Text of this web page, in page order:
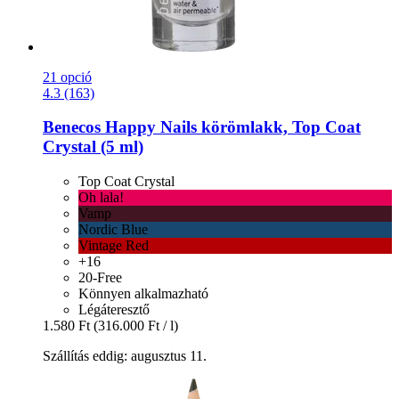
21 opció
4.3 (163)
Benecos Happy Nails körömlakk, Top Coat
Crystal (5 ml)
Top Coat Crystal
Oh lala!
Vamp
Nordic Blue
Vintage Red
+16
20-Free
Könnyen alkalmazható
Légáteresztő
1.580 Ft (316.000 Ft / l)
Szállítás eddig: augusztus 11.